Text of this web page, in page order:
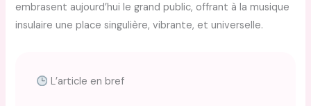
embrasent aujourd’hui le grand public, offrant à la musique
insulaire une place singulière, vibrante, et universelle.
L’article en bref